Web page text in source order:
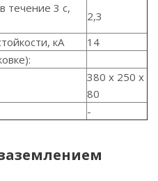
течение 3 с,
2,3
кА
14
380 x 250 x
80
-